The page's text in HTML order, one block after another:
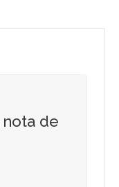
nota de